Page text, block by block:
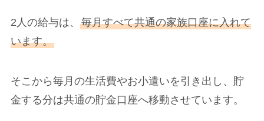
2人の給与は、 毎月すべて共通の家族口座に入れて
います。
そこから毎月の生活費やお小遣いを引き出し、貯
金する分は共通の貯金口座へ移動させています。